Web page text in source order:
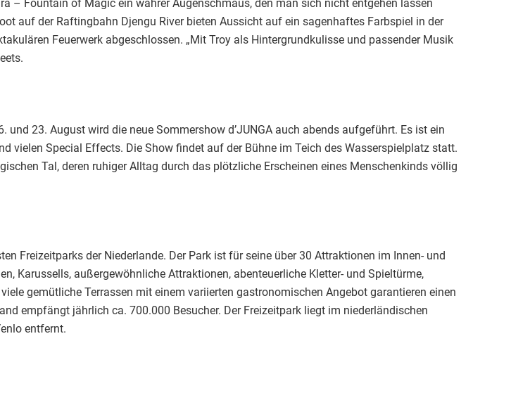
– Fountain of Magic ein wahrer Augenschmaus, den man sich nicht entgehen lassen
auf der Raftingbahn Djengu River bieten Aussicht auf ein sagenhaftes Farbspiel in der
Feuerwerk abgeschlossen. „Mit Troy als Hintergrundkulisse und passender Musik
23. August wird die neue Sommershow d’JUNGA auch abends aufgeführt. Es ist ein
vielen Special Effects. Die Show findet auf der Bühne im Teich des Wasserspielplatz statt.
Tal, deren ruhiger Alltag durch das plötzliche Erscheinen eines Menschenkinds völlig
Freizeitparks der Niederlande. Der Park ist für seine über 30 Attraktionen im Innen- und
Karussells, außergewöhnliche Attraktionen, abenteuerliche Kletter- und Spieltürme,
gemütliche Terrassen mit einem variierten gastronomischen Angebot garantieren einen
empfängt jährlich ca. 700.000 Besucher. Der Freizeitpark liegt im niederländischen
entfernt.